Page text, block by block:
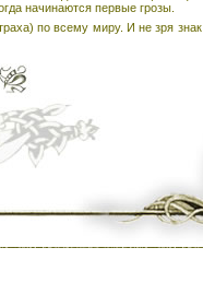
начинаются первые грозы.
по всему миру. И не зря знак